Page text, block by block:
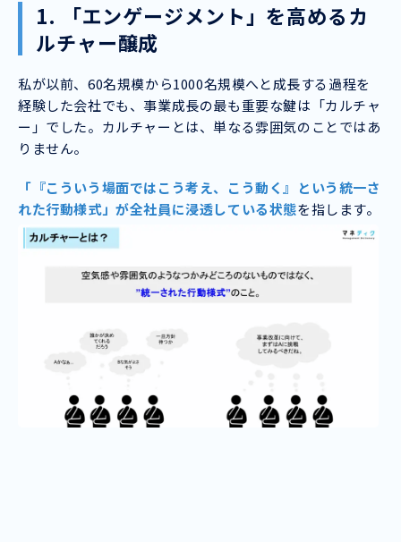
1. 「エンゲージメント」を高めるカ
ルチャー醸成
私が以前、60名規模から1000名規模へと成長する過程を
経験した会社でも、事業成長の最も重要な鍵は「カルチャ
ー」でした。カルチャーとは、単なる雰囲気のことではあ
りません。
「『こういう場面ではこう考え、こう動く』という統一さ
れた行動様式」が全社員に浸透している状態を指します。